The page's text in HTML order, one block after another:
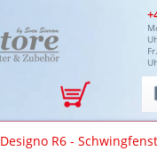
Designo R6 -